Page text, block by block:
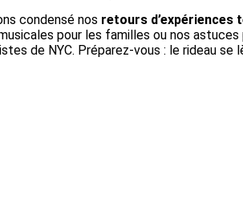
condensé nos retours d’expériences
pour les familles ou nos
de NYC. Préparez-vous : le rideau se